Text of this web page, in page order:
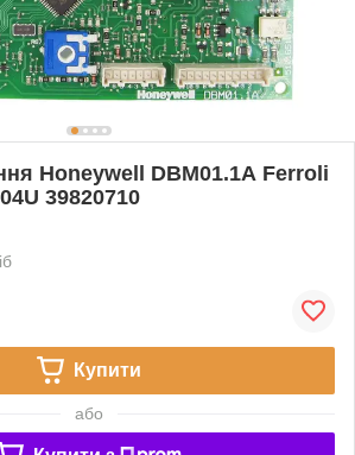
Honeywell DBM01.1А Ferroli
39820710
Купити
або